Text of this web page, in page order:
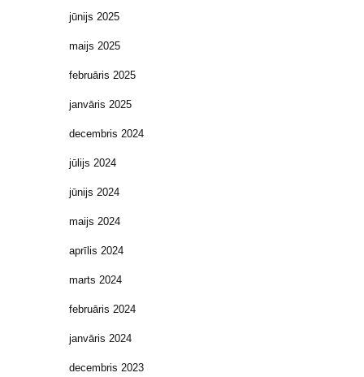
jūnijs 2025
maijs 2025
februāris 2025
janvāris 2025
decembris 2024
jūlijs 2024
jūnijs 2024
maijs 2024
aprīlis 2024
marts 2024
februāris 2024
janvāris 2024
decembris 2023